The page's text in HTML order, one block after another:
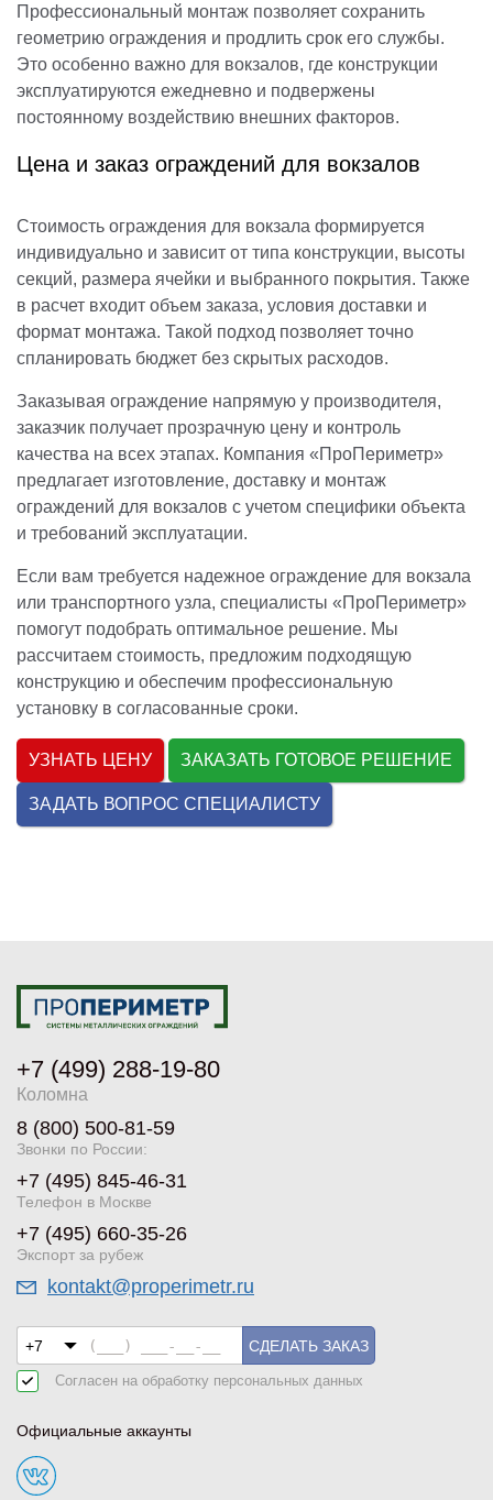
Профессиональный монтаж позволяет сохранить
геометрию ограждения и продлить срок его службы.
Это особенно важно для вокзалов, где конструкции
эксплуатируются ежедневно и подвержены
постоянному воздействию внешних факторов.
Цена и заказ ограждений для вокзалов
Стоимость ограждения для вокзала формируется
индивидуально и зависит от типа конструкции, высоты
секций, размера ячейки и выбранного покрытия. Также
в расчет входит объем заказа, условия доставки и
формат монтажа. Такой подход позволяет точно
спланировать бюджет без скрытых расходов.
Заказывая ограждение напрямую у производителя,
заказчик получает прозрачную цену и контроль
качества на всех этапах. Компания «ПроПериметр»
предлагает изготовление, доставку и монтаж
ограждений для вокзалов с учетом специфики объекта
и требований эксплуатации.
Если вам требуется надежное ограждение для вокзала
или транспортного узла, специалисты «ПроПериметр»
помогут подобрать оптимальное решение. Мы
рассчитаем стоимость, предложим подходящую
конструкцию и обеспечим профессиональную
установку в согласованные сроки.
УЗНАТЬ ЦЕНУ ЗАКАЗАТЬ ГОТОВОЕ РЕШЕНИЕ
ЗАДАТЬ ВОПРОС СПЕЦИАЛИСТУ
+7 (499) 288-19-80
Коломна
8 (800) 500-81-59
Звонки по России:
+7 (495) 845-46-31
Телефон в Москве
+7 (495) 660-35-26
Экспорт за рубеж
kontakt@properimetr.ru
СДЕЛАТЬ ЗАКАЗ
Согласен на обработку персональных данных
Официальные аккаунты